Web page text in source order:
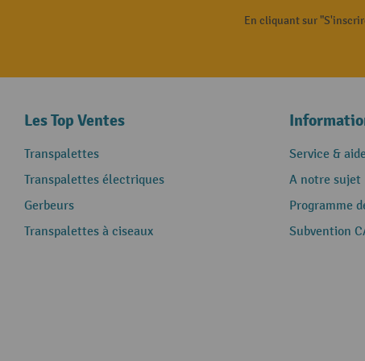
En cliquant sur
Les Top Ventes
Transpalettes
Transpalettes électriques
Gerbeurs
Transpalettes à ciseaux
Service & aide
A notre sujet
Programme
Subvention